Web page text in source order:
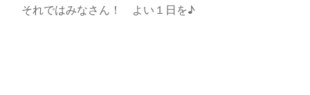
それではみなさん！ よい１日を♪